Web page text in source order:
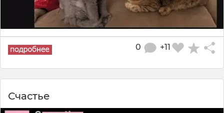
+11
0
Счастье